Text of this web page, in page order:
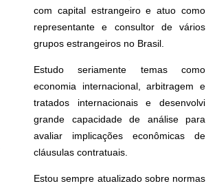
com capital estrangeiro e atuo como
representante e consultor de vários
grupos estrangeiros no Brasil.
Estudo seriamente temas como
economia internacional, arbitragem e
tratados internacionais e desenvolvi
grande capacidade de análise para
avaliar implicações econômicas de
cláusulas contratuais.
Estou sempre atualizado sobre normas